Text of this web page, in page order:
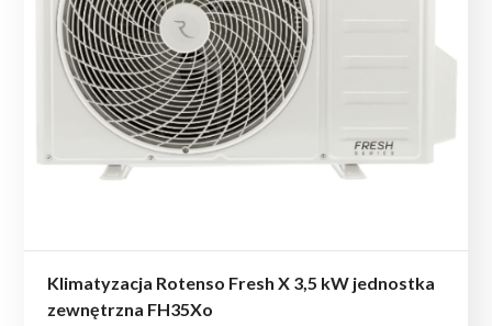
Klimatyzacja Rotenso Fresh X 3,5 kW jednostka
zewnętrzna FH35Xo